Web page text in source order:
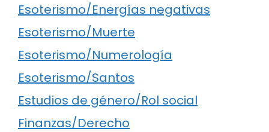
Esoterismo/Energías negativas
Esoterismo/Muerte
Esoterismo/Numerología
Esoterismo/Santos
Estudios de género/Rol social
Finanzas/Derecho